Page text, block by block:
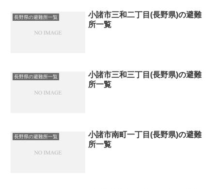
長野県の避難所一覧
小諸市三和二丁目(長野県)の避難
所一覧
長野県の避難所一覧
小諸市三和三丁目(長野県)の避難
所一覧
長野県の避難所一覧
小諸市南町一丁目(長野県)の避難
所一覧